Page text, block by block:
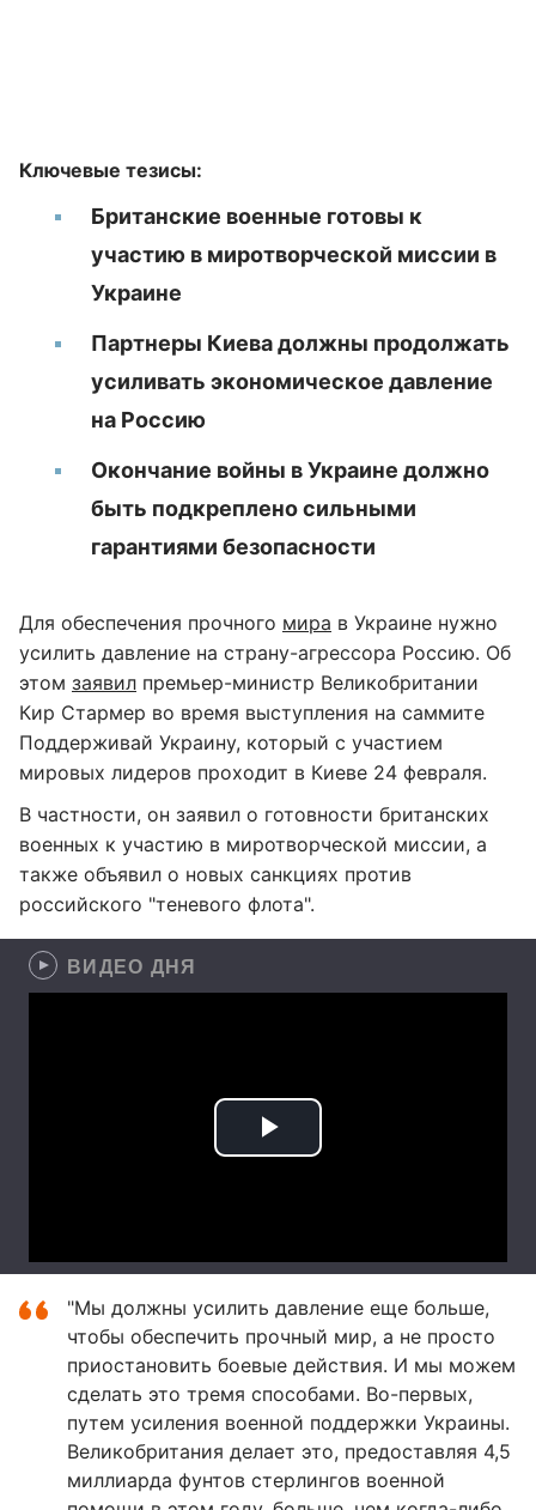
Ключевые тезисы:
Британские военные готовы к
участию в миротворческой миссии в
Украине
Партнеры Киева должны продолжать
усиливать экономическое давление
на Россию
Окончание войны в Украине должно
быть подкреплено сильными
гарантиями безопасности
Для обеспечения прочного мира в Украине нужно
усилить давление на страну-агрессора Россию. Об
этом заявил премьер-министр Великобритании
Кир Стармер во время выступления на саммите
Поддерживай Украину, который с участием
мировых лидеров проходит в Киеве 24 февраля.
В частности, он заявил о готовности британских
военных к участию в миротворческой миссии, а
также объявил о новых санкциях против
российского "теневого флота".
ВИДЕО ДНЯ
"Мы должны усилить давление еще больше,
чтобы обеспечить прочный мир, а не просто
приостановить боевые действия. И мы можем
сделать это тремя способами. Во-первых,
путем усиления военной поддержки Украины.
Великобритания делает это, предоставляя 4,5
миллиарда фунтов стерлингов военной